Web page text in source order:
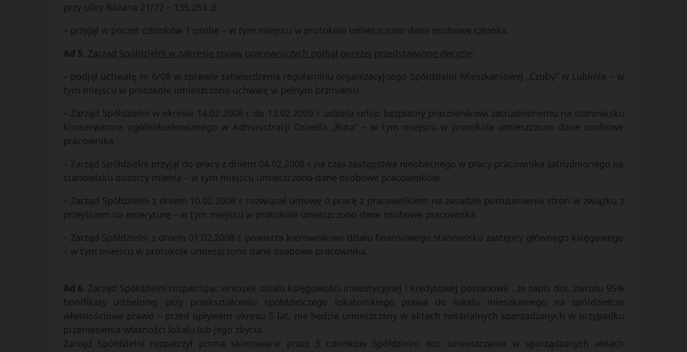
przy ulicy Różana 21/72 – 135.253 zł
– przyjął w poczet członków 1 osobę – w tym miejscu w protokole umieszczono dane osobowe członka.
Ad 5. Zarząd Spółdzielni w zakresie spraw pracowniczych podjął poniżej przedstawione decyzje:
– podjął uchwałę nr 6/08 w sprawie zatwierdzenia regulaminu organizacyjnego Spółdzielni Mieszkaniowej „Czuby” w Lublinie – w
tym miejscu w protokole umieszczono uchwałę w pełnym brzmieniu.
– Zarząd Spółdzielni w okresie 14.02.2008 r. do 13.02.2009 r. udziela urlop bezpłatny pracownikowi zatrudnionemu na stanowisku
konserwatora ogólnobudowlanego w Administracji Osiedla „Ruta” – w tym miejscu w protokole umieszczono dane osobowe
pracownika.
– Zarząd Spółdzielni przyjął do pracy z dniem 04.02.2008 r. na czas zastępstwa nieobecnego w pracy pracownika zatrudnionego na
stanowisku dozorcy mienia – w tym miejscu umieszczono dane osobowe pracowników.
– Zarząd Spółdzielni z dniem 10.02.2008 r. rozwiązał umowę o pracę z pracownikiem na zasadzie porozumienia stron w związku z
przejściem na emeryturę – w tym miejscu w protokole umieszczono dane osobowe pracownika.
– Zarząd Spółdzielni z dniem 01.02.2008 r. powierza kierownikowi działu finansowego stanowisko zastępcy głównego księgowego
– w tym miejscu w protokole umieszczono dane osobowe pracownika.
Ad 6. Zarząd Spółdzielni rozpatrując wniosek działu księgowości inwestycyjnej i kredytowej postanowił , że zapis dot. zwrotu 95%
bonifikaty udzielonej przy przekształceniu spółdzielczego lokatorskiego prawa do lokalu mieszkalnego na spółdzielcze
własnościowe prawo – przed upływem okresu 5 lat, nie będzie umieszczany w aktach notarialnych sporządzanych w przypadku
przeniesienia własności lokalu lub jego zbycia.
Zarząd Spółdzielni rozpatrzył pisma skierowane przez 3 członków Spółdzielni dot. umieszczania w sporządzanych aktach